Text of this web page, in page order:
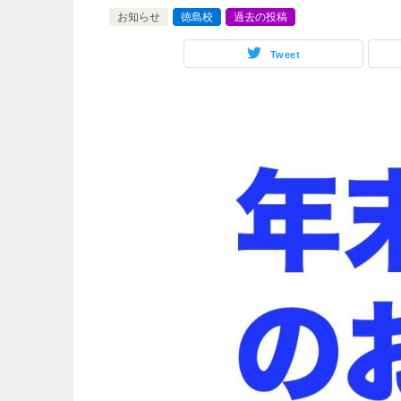
お知らせ 徳島校 過去の投稿
Tweet